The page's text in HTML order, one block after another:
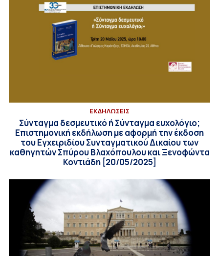
ΕΚΔΗΛΩΣΕΙΣ
Σύνταγμα δεσμευτικό ή Σύνταγμα ευχολόγιο;
Επιστημονική εκδήλωση με αφορμή την έκδοση
του Εγχειριδίου Συνταγματικού Δικαίου των
καθηγητών Σπύρου Βλαχόπουλου και Ξενοφώντα
Κοντιάδη [20/05/2025]